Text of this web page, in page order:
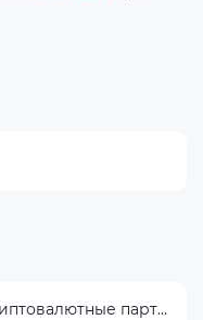
Криптовалютные партнерки